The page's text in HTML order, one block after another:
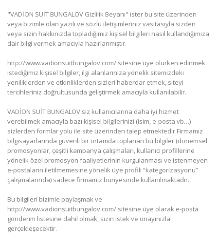
"VADİON SUİT BUNGALOV Gizlilik Beyanı" ister bu site üzerinden
veya bizimle olan yazılı ve sözlü iletişimleriniz vasıtasıyla sizden
veya sizin hakkınızda topladığımız kişisel bilgileri nasıl kullandığımıza
dair bilgi vermek amacıyla hazırlanmıştır.
http://www.vadionsuitbungalov.com/ sitesine üye olurken edinmek
istediğimiz kişisel bilgiler, ilgi alanlarınıza yönelik sitemizdeki
yeniliklerden ve etkinliklerden sizleri haberdar etmek, siteyi
tercihleriniz doğrultusunda geliştirmek amacıyla kullanılabilir.
VADİON SUİT BUNGALOV siz kullanıcılarına daha iyi hizmet
verebilmek amacıyla bazı kişisel bilgilerinizi (isim, e-posta vb…)
sizlerden formlar yolu ile site üzerinden talep etmektedir.Firmamız
bilgisayarlarında güvenli bir ortamda toplanan bu bilgiler (dönemsel
promosyonlar, çeşitli kampanya çalışmaları, kullanıcı profillerine
yönelik özel promosyon faaliyetlerinin kurgulanması ve istenmeyen
e-postaların iletilmemesine yönelik üye profili “kategorizasyonu”
çalışmalarında) sadece firmamız bünyesinde kullanılmaktadır.
Bu bilgileri bizimle paylaşmak ve
http://www.vadionsuitbungalov.com/ sitesine üye olarak e-posta
gönderim listesine dahil olmak, sizin istek ve onayınızla
gerçekleşecektir.